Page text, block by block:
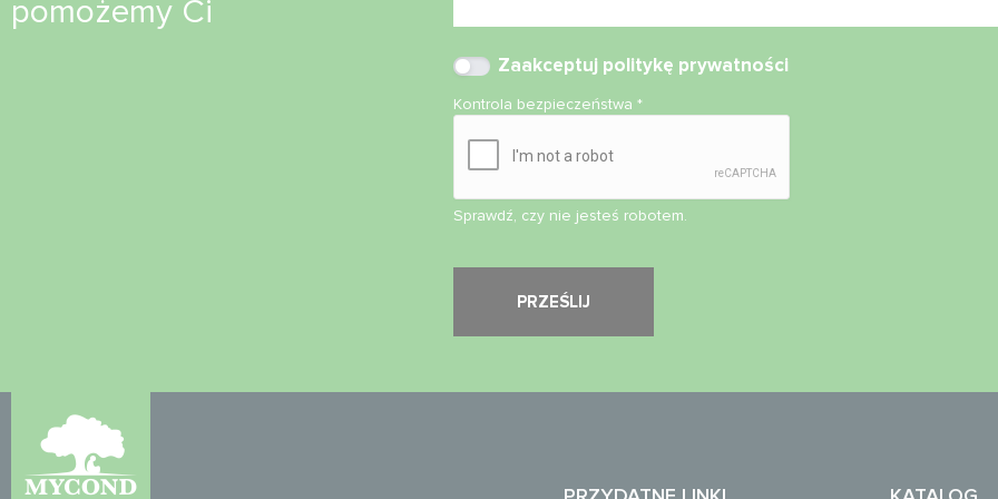
pomożemy Ci
Zaakceptuj politykę prywatności
Kontrola bezpieczeństwa*
Sprawdź, czy nie jesteś robotem.